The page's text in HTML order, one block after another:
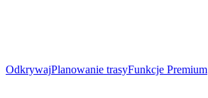
OdkrywajPlanowanie trasyFunkcje Premium